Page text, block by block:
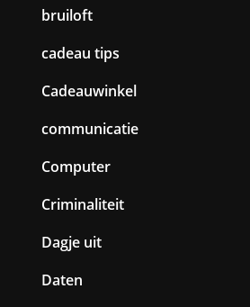
bruiloft
cadeau tips
Cadeauwinkel
communicatie
Computer
Criminaliteit
Dagje uit
Daten